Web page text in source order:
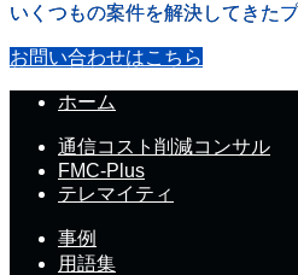
いくつもの案件を解決してきた
お問い合わせはこちら
ホーム
通信コスト削減コンサル
FMC-Plus
テレマイティ
事例
用語集